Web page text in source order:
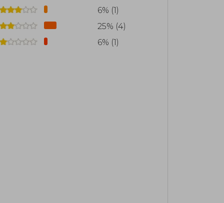
6% (1)
25% (4)
6% (1)